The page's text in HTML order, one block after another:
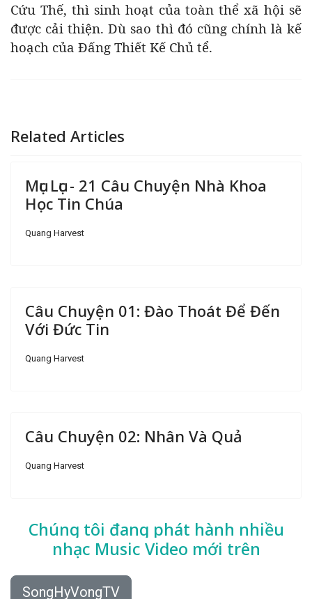
Cứu Thế, thì sinh hoạt của toàn thể xã hội sẽ
được cải thiện. Dù sao thì đó cũng chính là kế
hoạch của Đấng Thiết Kế Chủ tể.
Related Articles
Mục Lục - 21 Câu Chuyện Nhà Khoa
Học Tin Chúa
Quang Harvest
Câu Chuyện 01: Đào Thoát Để Đến
Với Đức Tin
Quang Harvest
Câu Chuyện 02: Nhân Và Quả
Quang Harvest
Chúng tôi đang phát hành nhiều
nhạc Music Video mới trên
SongHyVongTV